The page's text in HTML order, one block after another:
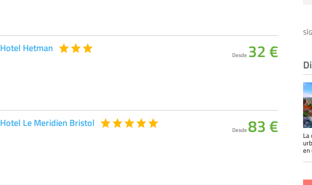
Hotel Hetman
Desde 32 €
Hotel Le Meridien Bristol
Desde 83 €
La
en